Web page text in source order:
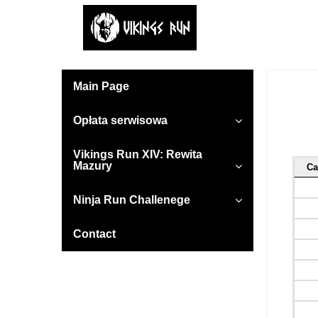
Main Page
Opłata serwisowa
Vikings Run XIV: Rewita
Mazury
Ninja Run Challenege
Contact